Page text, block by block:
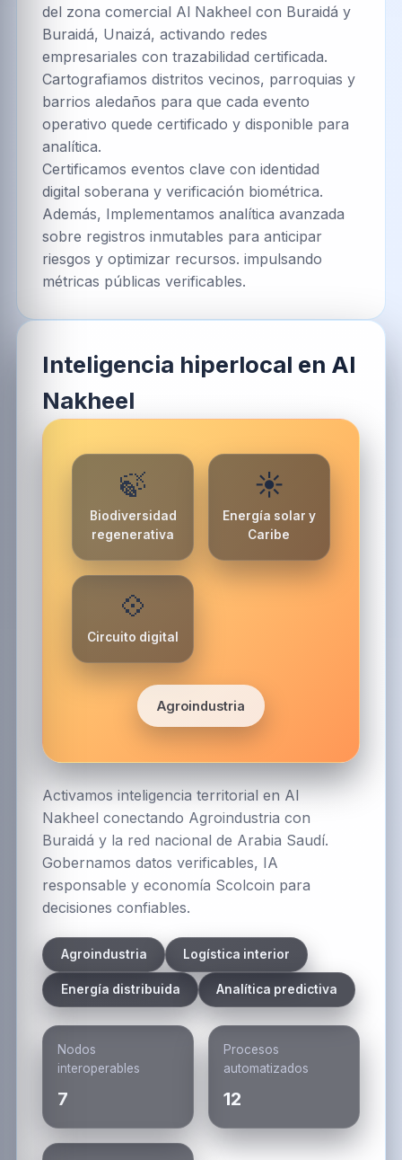
del zona comercial Al Nakheel con Buraidá y
Buraidá, Unaizá, activando redes
empresariales con trazabilidad certificada.
Cartografiamos distritos vecinos, parroquias y
barrios aledaños para que cada evento
operativo quede certificado y disponible para
analítica.
Certificamos eventos clave con identidad
digital soberana y verificación biométrica.
Además, Implementamos analítica avanzada
sobre registros inmutables para anticipar
riesgos y optimizar recursos. impulsando
métricas públicas verificables.
Inteligencia hiperlocal en Al
Nakheel
🍃
Biodiversidad
regenerativa
☀️
Energía solar y
Caribe
💠
Circuito digital
Agroindustria
Activamos inteligencia territorial en Al
Nakheel conectando Agroindustria con
Buraidá y la red nacional de Arabia Saudí.
Gobernamos datos verificables, IA
responsable y economía Scolcoin para
decisiones confiables.
Agroindustria Logística interior
Energía distribuida Analítica predictiva
Nodos
interoperables
7
Procesos
automatizados
12